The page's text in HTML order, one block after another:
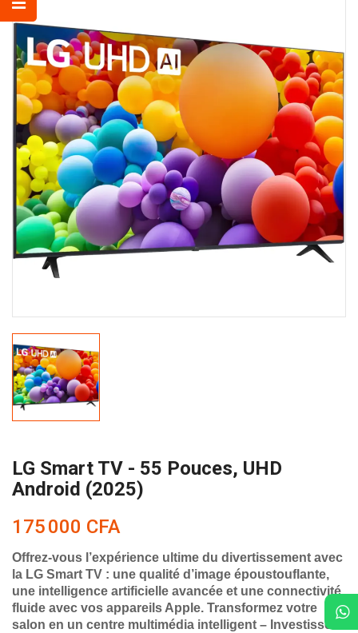
LG Smart TV - 55 Pouces, UHD
Android (2025)
175 000 CFA
Offrez-vous l’expérience ultime du divertissement avec
la LG Smart TV : une qualité d’image époustouflante,
une intelligence artificielle avancée et une connectivité
fluide avec vos appareils Apple. Transformez votre
salon en un centre multimédia intelligent – Investissez